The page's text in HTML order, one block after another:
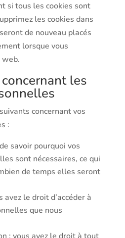
si tous les cookies sont
les cookies dans
de nouveau placés
lorsque vous
les
concernant vos
:
savoir pourquoi vos
sont nécessaires, ce qui
de temps elles seront
avez le droit d’accéder à
que nous